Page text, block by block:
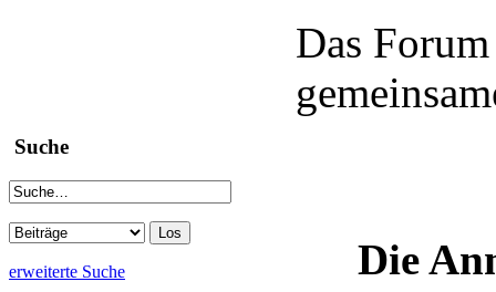
Suche
erweiterte Suche
Das
Die